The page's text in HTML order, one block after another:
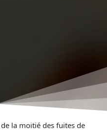
la moitié des fuites de